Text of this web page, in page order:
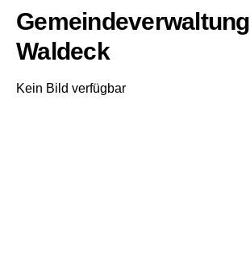
Gemeindeverwaltung
Waldeck
Kein Bild verfügbar